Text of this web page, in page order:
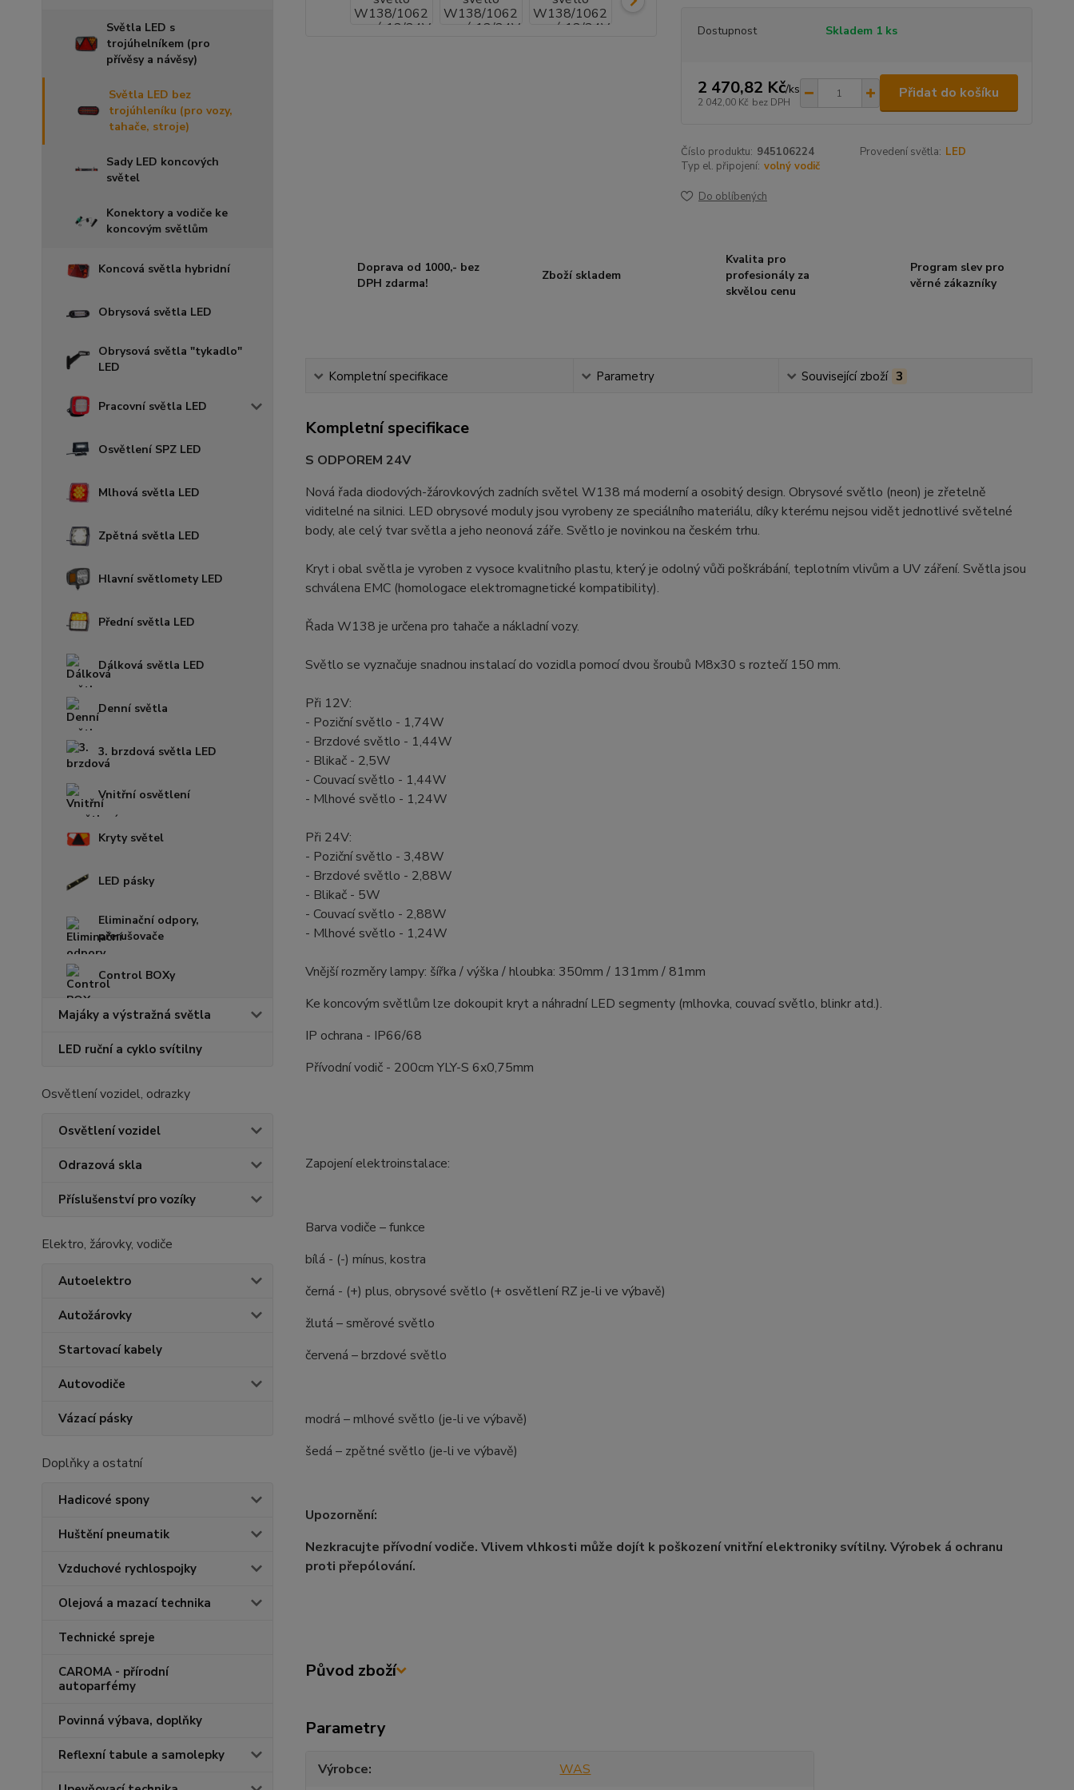
Světla LED s
trojúhelníkem (pro
přívěsy a návěsy)
Světla LED bez
trojúhleníku (pro vozy,
tahače, stroje)
Sady LED koncových
světel
Konektory a vodiče ke
koncovým světlům
Koncová světla hybridní
Obrysová světla LED
Obrysová světla "tykadlo"
LED
Pracovní světla LED
Osvětlení SPZ LED
Mlhová světla LED
Zpětná světla LED
Hlavní světlomety LED
Přední světla LED
Dálková světla LED
Denní světla
3. brzdová světla LED
Vnitřní osvětlení
Kryty světel
LED pásky
Eliminační odpory,
přerušovače
Control BOXy
Majáky a výstražná světla
LED ruční a cyklo svítilny
Osvětlení vozidel, odrazky
Osvětlení vozidel
Odrazová skla
Příslušenství pro vozíky
Elektro, žárovky, vodiče
Autoelektro
Autožárovky
Startovací kabely
Autovodiče
Vázací pásky
Doplňky a ostatní
Hadicové spony
Huštění pneumatik
Vzduchové rychlospojky
Olejová a mazací technika
Technické spreje
CAROMA - přírodní
autoparfémy
Povinná výbava, doplňky
Reflexní tabule a samolepky
Dostupnost Skladem 1 ks
2 470,82 Kč/ks
2 042,00 Kč bez DPH
Přidat do košíku
Číslo produktu: 945106224 Provedení světla: LED
Typ el. připojení: volný vodič
Do oblíbených
Doprava od 1000,- bez
DPH zdarma!
Zboží skladem
Kvalita pro
profesionály za
skvělou cenu
Program slev pro
věrné zákazníky
Kompletní specifikace Parametry Související zboží 3
Kompletní specifikace
S ODPOREM 24V
Nová řada diodových-žárovkových zadních světel W138 má moderní a osobitý design. Obrysové světlo (neon) je zřetelně
viditelné na silnici. LED obrysové moduly jsou vyrobeny ze speciálního materiálu, díky kterému nejsou vidět jednotlivé světelné
body, ale celý tvar světla a jeho neonová záře. Světlo je novinkou na českém trhu.
Kryt i obal světla je vyroben z vysoce kvalitního plastu, který je odolný vůči poškrábání, teplotním vlivům a UV záření. Světla jsou
schválena EMC (homologace elektromagnetické kompatibility).
Řada W138 je určena pro tahače a nákladní vozy.
Světlo se vyznačuje snadnou instalací do vozidla pomocí dvou šroubů M8x30 s roztečí 150 mm.
Při 12V:
- Poziční světlo - 1,74W
- Brzdové světlo - 1,44W
- Blikač - 2,5W
- Couvací světlo - 1,44W
- Mlhové světlo - 1,24W
Při 24V:
- Poziční světlo - 3,48W
- Brzdové světlo - 2,88W
- Blikač - 5W
- Couvací světlo - 2,88W
- Mlhové světlo - 1,24W
Vnější rozměry lampy: šířka / výška / hloubka: 350mm / 131mm / 81mm
Ke koncovým světlům lze dokoupit kryt a náhradní LED segmenty (mlhovka, couvací světlo, blinkr atd.).
IP ochrana - IP66/68
Přívodní vodič - 200cm YLY-S 6x0,75mm
Zapojení elektroinstalace:
Barva vodiče – funkce
bílá - (-) mínus, kostra
černá - (+) plus, obrysové světlo (+ osvětlení RZ je-li ve výbavě)
žlutá – směrové světlo
červená – brzdové světlo
modrá – mlhové světlo (je-li ve výbavě)
šedá – zpětné světlo (je-li ve výbavě)
Upozornění:
Nezkracujte přívodní vodiče. Vlivem vlhkosti může dojít k poškození vnitřní elektroniky svítilny. Výrobek á ochranu
proti přepólování.
Původ zboží
Parametry
Výrobce
WAS